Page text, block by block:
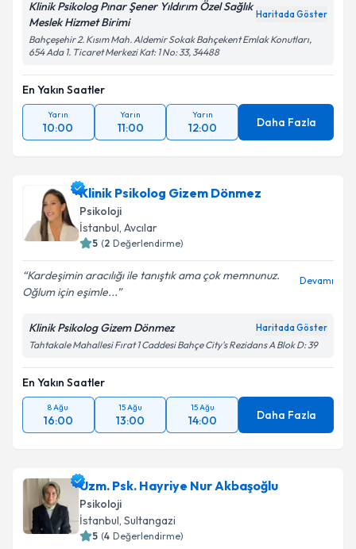
Klinik Psikolog Pınar Şener Yıldırım Özel Sağlık
Meslek Hizmet Birimi
Haritada Göster
Bahçeşehir 2. Kısım Mah. Aldemir Sokak Bahçekent Emlak Konutları,
654 Ada 1. Ticaret Merkezi Kat: 1 No: 33, 34488
En Yakın Saatler
Yarın
10:00
Yarın
11:00
Yarın
12:00 Daha Fazla
Klinik Psikolog Gizem Dönmez
Psikoloji
İstanbul, Avcılar
5 (2 Değerlendirme)
Kardeşimin aracılığı ile tanıştık ama çok memnunuz.
Oğlum için eşimle...
Devamı
Klinik Psikolog Gizem Dönmez Haritada Göster
Tahtakale Mahallesi Fırat 1 Caddesi Bahçe City's Rezidans A Blok D: 39
En Yakın Saatler
8 Ağu
16:00
15 Ağu
13:00
15 Ağu
14:00 Daha Fazla
Uzm. Psk. Hayriye Nur Akbaşoğlu
Psikoloji
İstanbul, Sultangazi
5 (4 Değerlendirme)